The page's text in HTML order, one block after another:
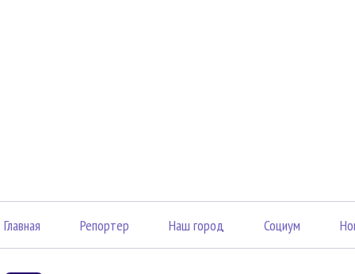
Главная Репортер Наш город Социум